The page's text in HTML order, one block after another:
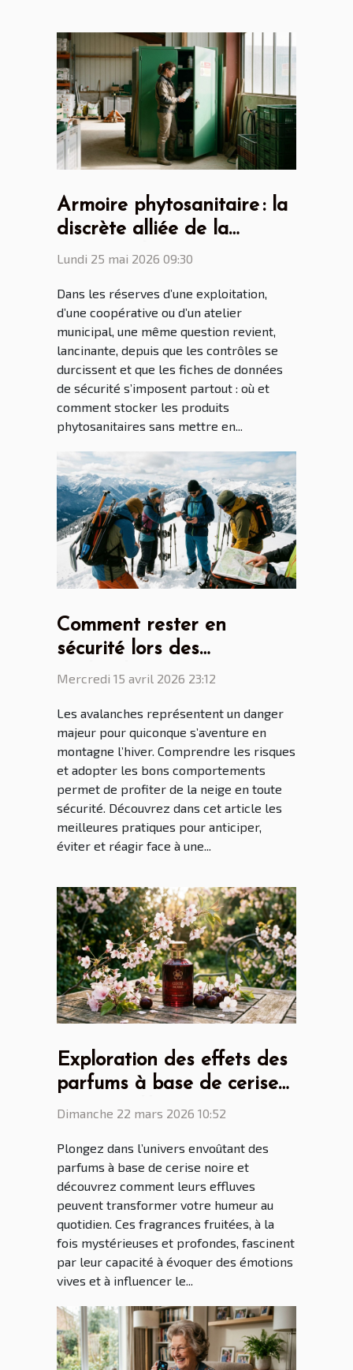
Armoire phytosanitaire : la
discrète alliée de la
sécurité alimentaire
Lundi 25 mai 2026 09:30
Dans les réserves d’une exploitation,
d’une coopérative ou d’un atelier
municipal, une même question revient,
lancinante, depuis que les contrôles se
durcissent et que les fiches de données
de sécurité s’imposent partout : où et
comment stocker les produits
phytosanitaires sans mettre en...
Comment rester en
sécurité lors des
avalanches ?
Mercredi 15 avril 2026 23:12
Les avalanches représentent un danger
majeur pour quiconque s’aventure en
montagne l’hiver. Comprendre les risques
et adopter les bons comportements
permet de profiter de la neige en toute
sécurité. Découvrez dans cet article les
meilleures pratiques pour anticiper,
éviter et réagir face à une...
Exploration des effets des
parfums à base de cerise
noire sur l'humeur ?
Dimanche 22 mars 2026 10:52
Plongez dans l’univers envoûtant des
parfums à base de cerise noire et
découvrez comment leurs effluves
peuvent transformer votre humeur au
quotidien. Ces fragrances fruitées, à la
fois mystérieuses et profondes, fascinent
par leur capacité à évoquer des émotions
vives et à influencer le...